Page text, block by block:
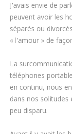
J'avais envie de
peuvent avoir les
séparés ou
« l'amour » de
La
téléphones
en continu, nous
dans nos solitudes
peu disparu.